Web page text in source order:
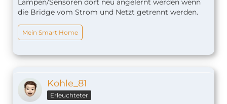
Lampen/Sensoren dort neu angelernt werden wenn
die Bridge vom Strom und Netzt getrennt werden.
Mein Smart Home
Kohle_81
Erleuchteter